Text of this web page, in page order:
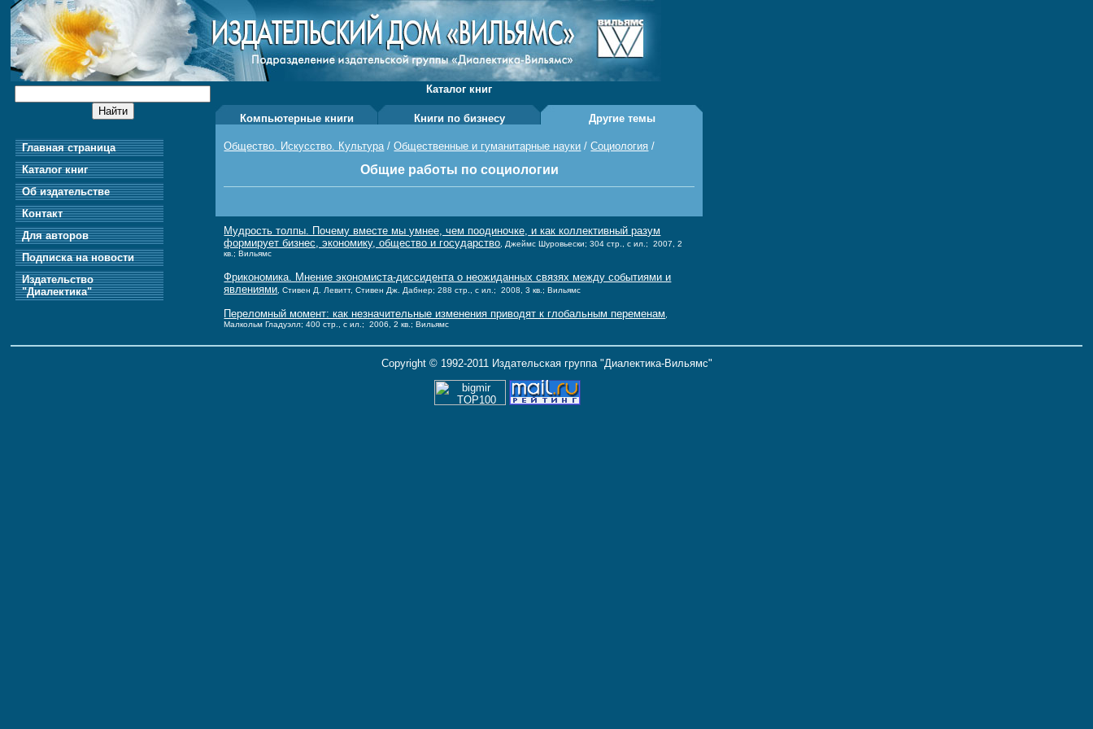
Главная страница
Каталог книг
Об издательстве
Контакт
Для авторов
Подписка на новости
Издательство
"Диалектика"
Каталог книг
Компьютерные книги Книги по бизнесу Другие темы
Общество. Искусство. Культура/Общественные и гуманитарные науки /Социология /
Общие работы по социологии
Мудрость толпы. Почему вместе мы умнее, чем поодиночке, и как коллективный разум
формирует бизнес, экономику, общество и государство , Джеймс Шуровьески; 304 стр., с ил.; 2007, 2
кв.; Вильямс
Фрикономика. Мнение экономиста-диссидента о неожиданных связях между событиями и
явлениями , Стивен Д. Левитт, Стивен Дж. Дабнер; 288 стр., с ил.; 2008, 3 кв.; Вильямс
Переломный момент: как незначительные изменения приводят к глобальным переменам
Малкольм Гладуэлл; 400 стр., с ил.; 2006, 2 кв.; Вильямс
Copyright © 1992-2011 Издательская группа "Диалектика-Вильямс"